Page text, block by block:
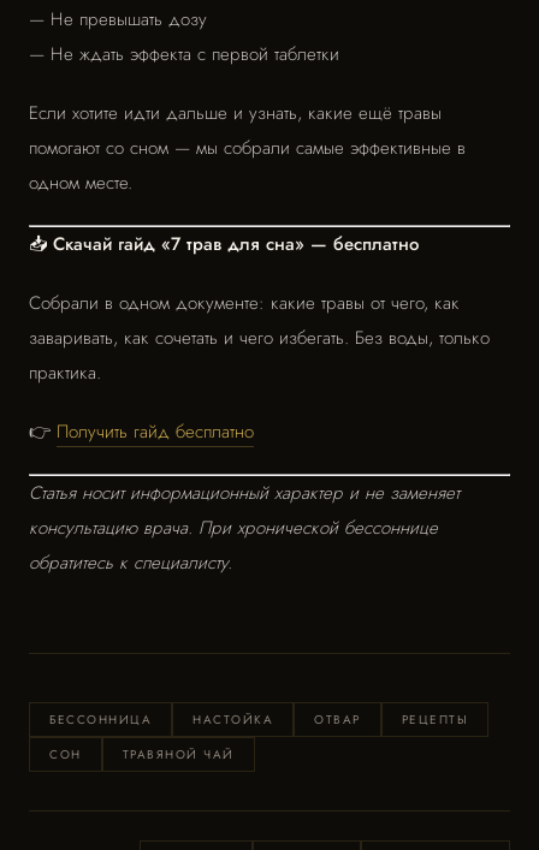
— Не превышать дозу
— Не ждать эффекта с первой таблетки
Если хотите идти дальше и узнать, какие ещё травы
помогают со сном — мы собрали самые эффективные в
одном месте.
📥 Скачай гайд «7 трав для сна» — бесплатно
Собрали в одном документе: какие травы от чего, как
заваривать, как сочетать и чего избегать. Без воды, только
практика.
👉 Получить гайд бесплатно
Статья носит информационный характер и не заменяет
консультацию врача. При хронической бессоннице
обратитесь к специалисту.
БЕССОННИЦА НАСТОЙКА ОТВАР
РЕЦЕПТЫ
СОН
ТРАВЯНОЙ ЧАЙ